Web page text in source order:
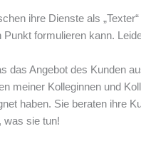
ihre Dienste als
formulieren kann.
das Angebot des Kunden
meiner Kolleginnen und
haben. Sie beraten ihre
was sie tun!